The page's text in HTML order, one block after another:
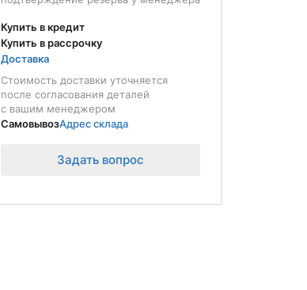
Купить в кредит
Купить в рассрочку
Доставка
Стоимость доставки уточняется
после согласования деталей
с вашим менеджером
СамовывозАдрес склада
Задать вопрос